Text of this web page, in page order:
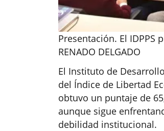
Presentación. El IDPPS
RENADO DELGADO
El Instituto de
del Índice de Libertad
obtuvo un puntaje de
aunque sigue
debilidad institucional.